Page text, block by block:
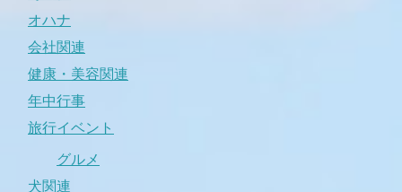
オハナ
会社関連
健康・美容関連
年中行事
旅行イベント
グルメ
犬関連